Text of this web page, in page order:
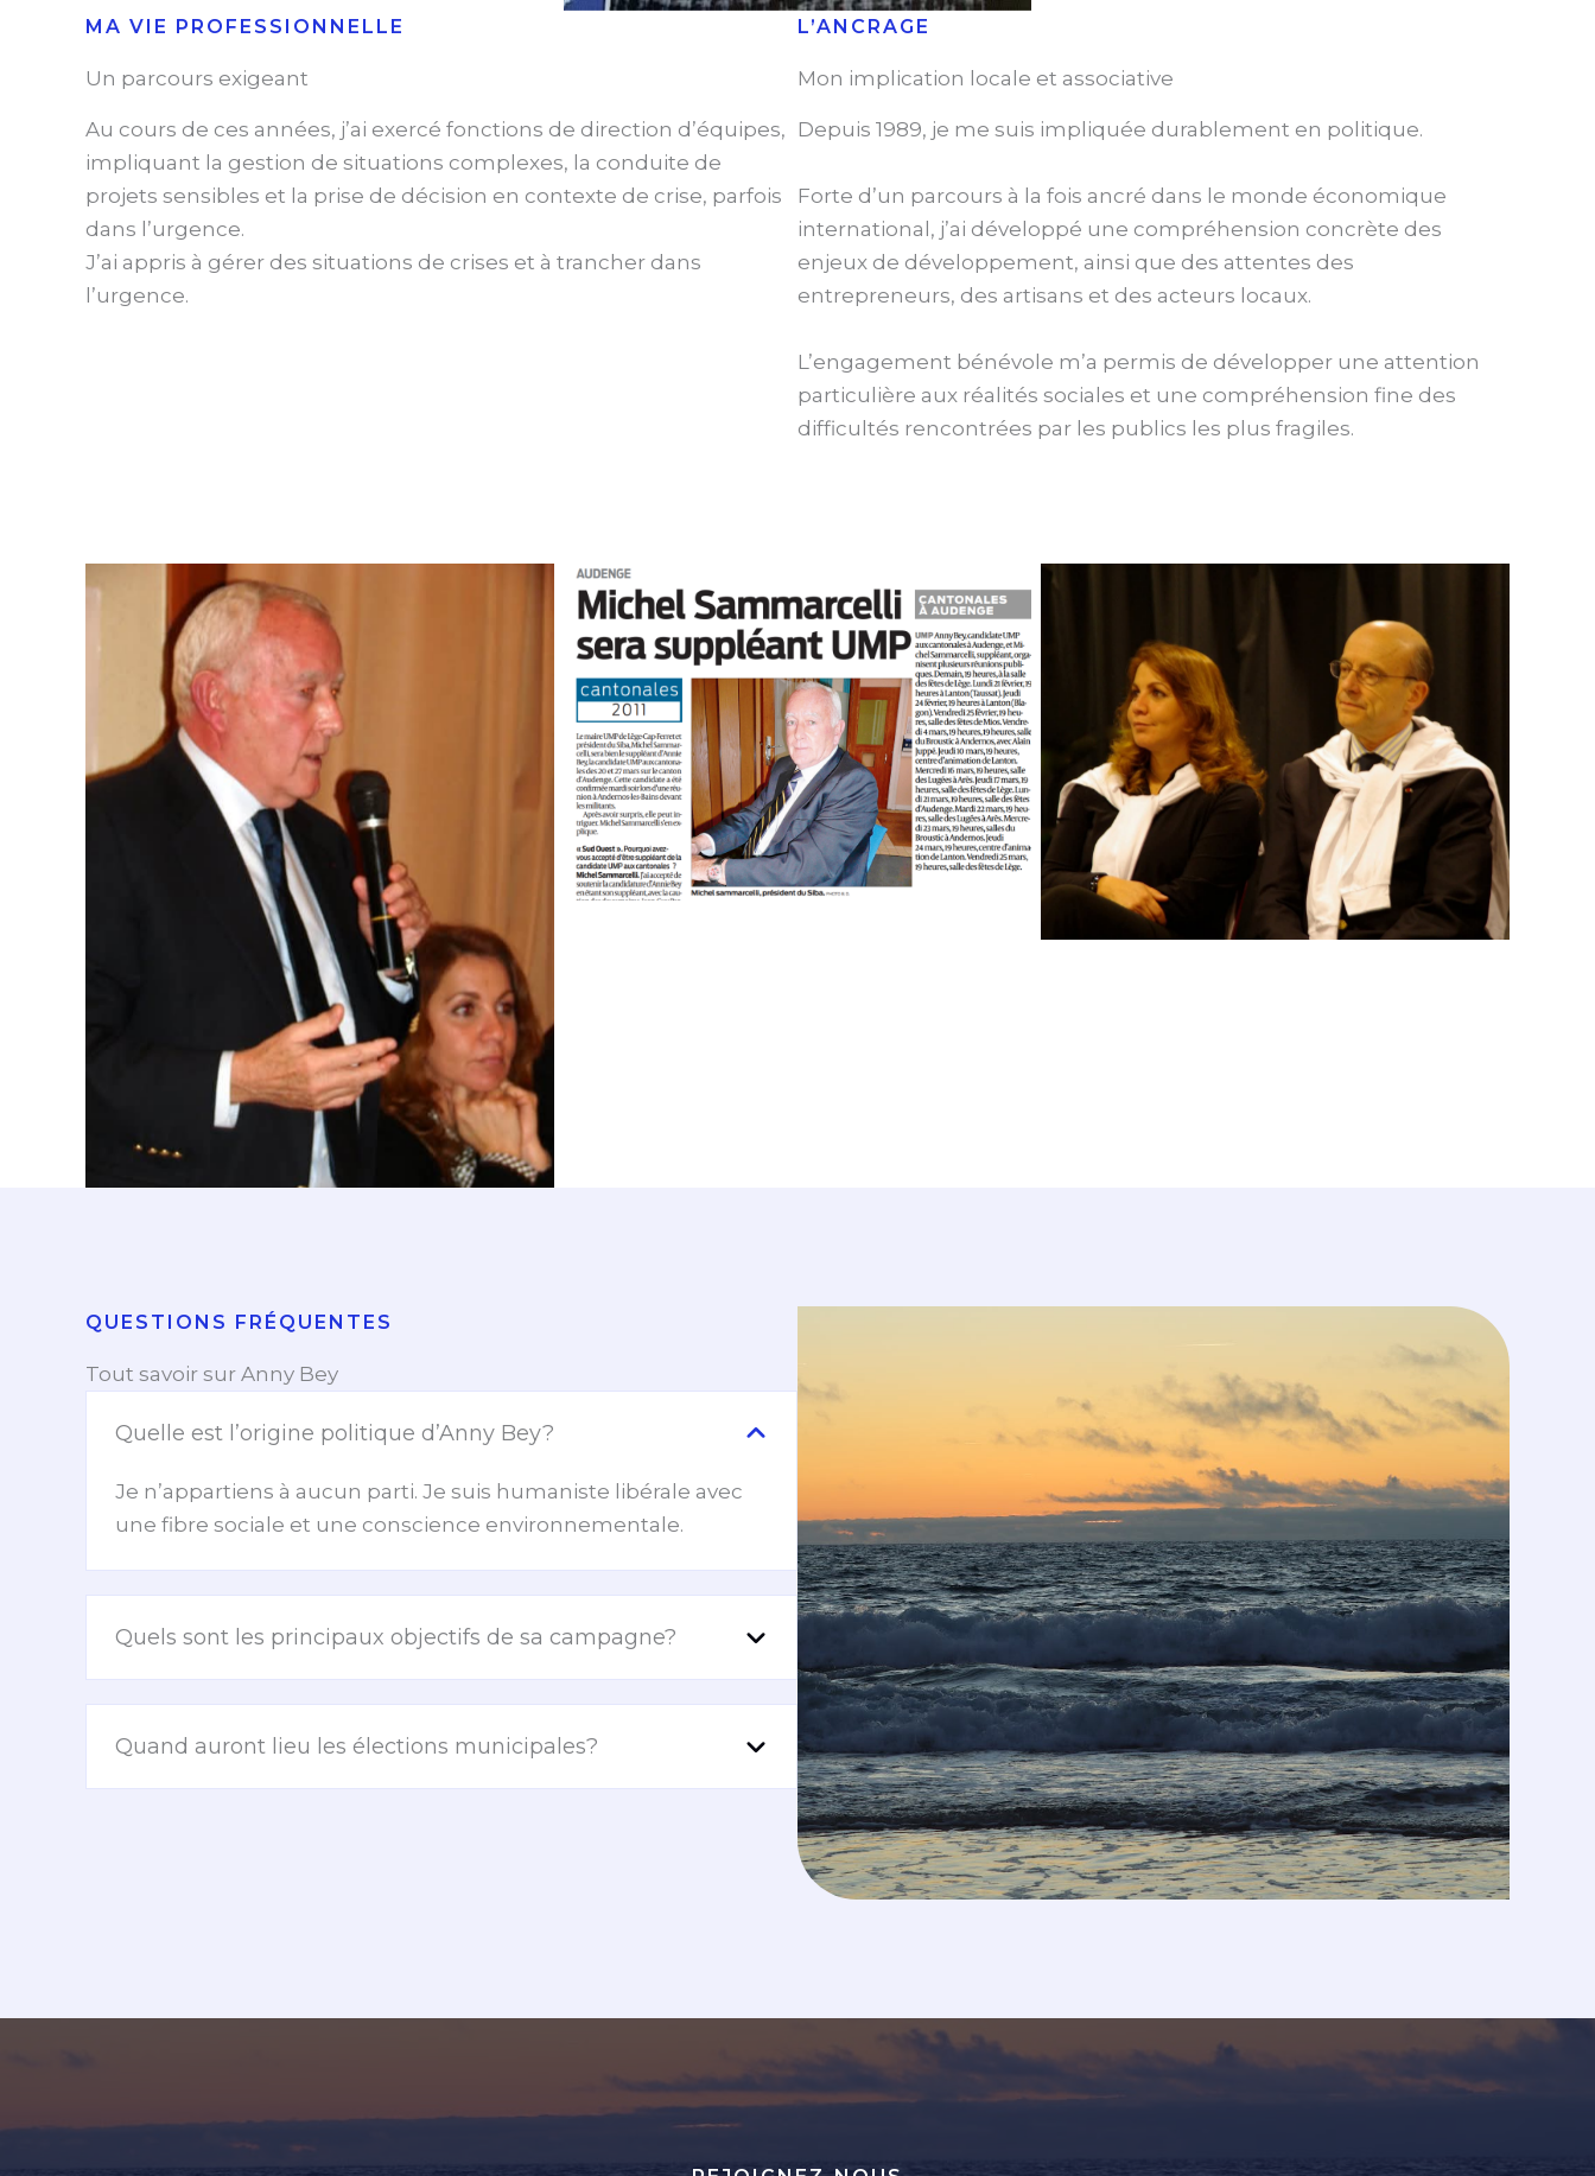
MA VIE PROFESSIONNELLE
Un parcours exigeant
Au cours de ces années, j’ai exercé fonctions de direction d’équipes,
impliquant la gestion de situations complexes, la conduite de
projets sensibles et la prise de décision en contexte de crise, parfois
dans l’urgence.
J’ai appris à gérer des situations de crises et à trancher dans
l’urgence.
L’ANCRAGE
Mon implication locale et associative
Depuis 1989, je me suis impliquée durablement en politique.
Forte d’un parcours à la fois ancré dans le monde économique
international, j’ai développé une compréhension concrète des
enjeux de développement, ainsi que des attentes des
entrepreneurs, des artisans et des acteurs locaux.
L’engagement bénévole m’a permis de développer une attention
particulière aux réalités sociales et une compréhension fine des
difficultés rencontrées par les publics les plus fragiles.
QUESTIONS FRÉQUENTES
Tout savoir sur Anny Bey
Quelle est l’origine politique d’Anny Bey?
Je n’appartiens à aucun parti. Je suis humaniste libérale avec
une fibre sociale et une conscience environnementale.
Quels sont les principaux objectifs de sa campagne?
Quand auront lieu les élections municipales?